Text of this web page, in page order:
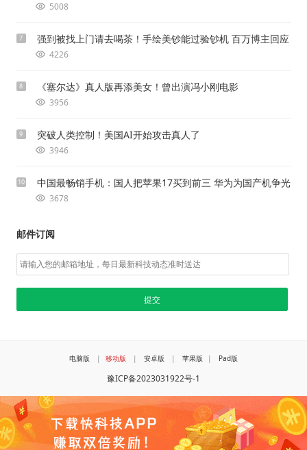
5008
7 强到被找上门请去喝茶！手绘美钞能过验钞机 百万博主回应
4226
8 《塞尔达》真人版再添美女！曾出演冯小刚电影
3956
9 突破人类控制！美国AI开始攻击真人了
3946
10 中国最畅销手机：国人把苹果17买到前三 华为为国产机争光
3678
邮件订阅
电脑版 | 移动版 | 安卓版 | 苹果版 | Pad版
豫ICP备2023031922号-1